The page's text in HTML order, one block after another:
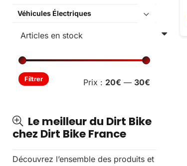
Véhicules Électriques
Prix
Prix
Filtrer Prix : 20€ — 30€
Le meilleur du Dirt Bike
chez Dirt Bike France
Découvrez l’ensemble des produits et